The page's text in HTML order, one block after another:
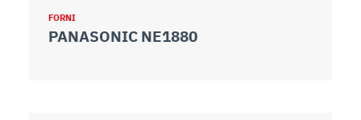
FORNI
PANASONIC NE1880